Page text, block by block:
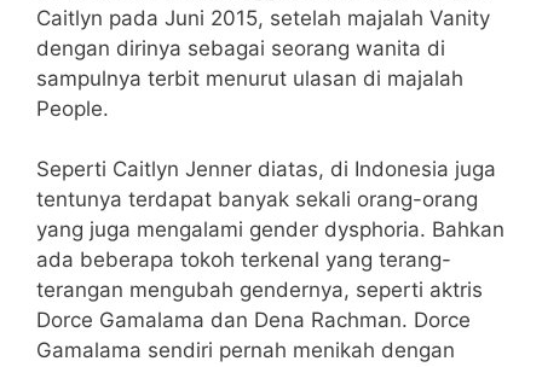
Caitlyn pada Juni 2015, setelah majalah Vanity
dengan dirinya sebagai seorang wanita di
sampulnya terbit menurut ulasan di majalah
People.
Seperti Caitlyn Jenner diatas, di Indonesia juga
tentunya terdapat banyak sekali orang-orang
yang juga mengalami gender dysphoria. Bahkan
ada beberapa tokoh terkenal yang terang-
terangan mengubah gendernya, seperti aktris
Dorce Gamalama dan Dena Rachman. Dorce
Gamalama sendiri pernah menikah dengan